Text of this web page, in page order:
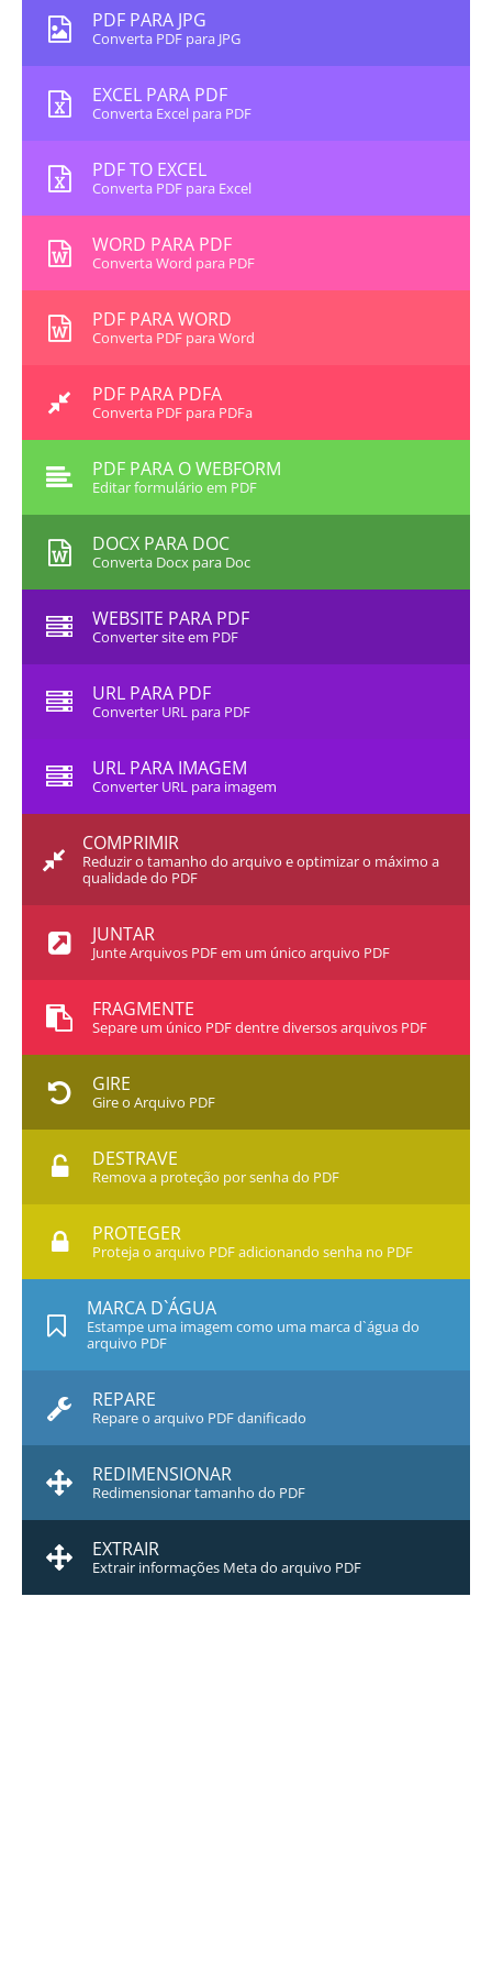
PDF PARA JPG
Converta PDF para JPG
EXCEL PARA PDF
Converta Excel para PDF
PDF TO EXCEL
Converta PDF para Excel
WORD PARA PDF
Converta Word para PDF
PDF PARA WORD
Converta PDF para Word
PDF PARA PDFA
Converta PDF para PDFa
PDF PARA O WEBFORM
Editar formulário em PDF
DOCX PARA DOC
Converta Docx para Doc
WEBSITE PARA PDF
Converter site em PDF
URL PARA PDF
Converter URL para PDF
URL PARA IMAGEM
Converter URL para imagem
COMPRIMIR
Reduzir o tamanho do arquivo e optimizar o máximo a
qualidade do PDF
JUNTAR
Junte Arquivos PDF em um único arquivo PDF
FRAGMENTE
Separe um único PDF dentre diversos arquivos PDF
GIRE
Gire o Arquivo PDF
DESTRAVE
Remova a proteção por senha do PDF
PROTEGER
Proteja o arquivo PDF adicionando senha no PDF
MARCA D`ÁGUA
Estampe uma imagem como uma marca d`água do
arquivo PDF
REPARE
Repare o arquivo PDF danificado
REDIMENSIONAR
Redimensionar tamanho do PDF
EXTRAIR
Extrair informações Meta do arquivo PDF